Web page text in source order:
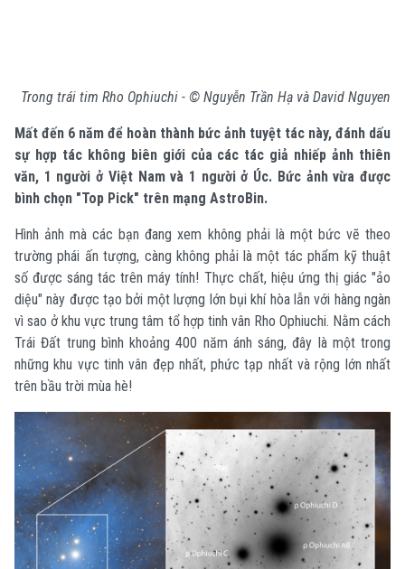
Trong trái tim Rho Ophiuchi - © Nguyễn Trần Hạ và David Nguyen
Mất đến 6 năm để hoàn thành bức ảnh tuyệt tác này, đánh dấu
sự hợp tác không biên giới của các tác giả nhiếp ảnh thiên
văn, 1 người ở Việt Nam và 1 người ở Úc. Bức ảnh vừa được
bình chọn "Top Pick" trên mạng AstroBin.
Hình ảnh mà các bạn đang xem không phải là một bức vẽ theo
trường phái ấn tượng, càng không phải là một tác phẩm kỹ thuật
số được sáng tác trên máy tính! Thực chất, hiệu ứng thị giác "ảo
diệu" này được tạo bởi một lượng lớn bụi khí hòa lẫn với hàng ngàn
vì sao ở khu vực trung tâm tổ hợp tinh vân Rho Ophiuchi. Nằm cách
Trái Đất trung bình khoảng 400 năm ánh sáng, đây là một trong
những khu vực tinh vân đẹp nhất, phức tạp nhất và rộng lớn nhất
trên bầu trời mùa hè!